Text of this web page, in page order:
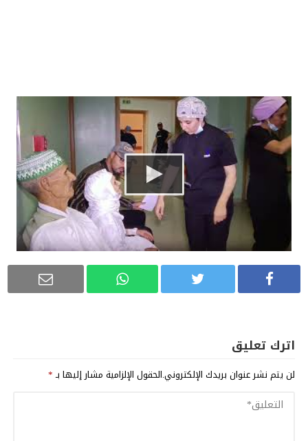
اترك تعليق
لن يتم نشر عنوان بريدك الإلكتروني.الحقول الإلزامية مشار إليها بـ*